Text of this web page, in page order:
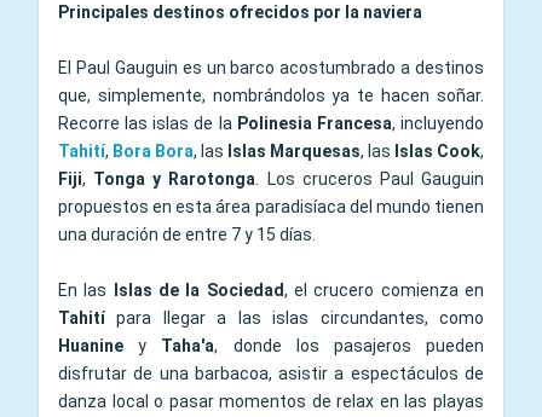
Principales destinos ofrecidos por la naviera
El Paul Gauguin es un barco acostumbrado a destinos
que, simplemente, nombrándolos ya te hacen soñar.
Recorre las islas de la Polinesia Francesa, incluyendo
Tahití, Bora Bora, las Islas Marquesas, las Islas Cook,
Fiji, Tonga y Rarotonga . Los cruceros Paul Gauguin
propuestos en esta área paradisíaca del mundo tienen
una duración de entre 7 y 15 días.
En las Islas de la Sociedad, el crucero comienza en
Tahitípara llegar a las islas circundantes, como
Huanine y Taha'a, donde los pasajeros pueden
disfrutar de una barbacoa, asistir a espectáculos de
danza local o pasar momentos de relax en las playas